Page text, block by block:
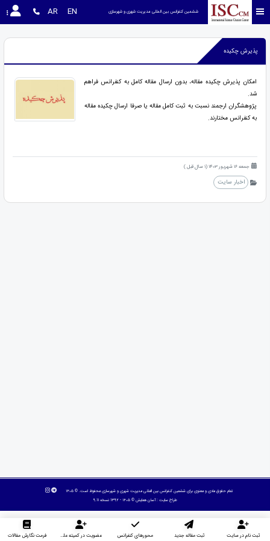
ششمین کنفرانس بین المللی مدیریت شهری و شهرسازی EN
AR
پذیرش چکیده
امکان پذیرش چکیده مقاله، بدون ارسال مقاله کامل به کنفرانس فراهم
شد.
پژوهشگران ارجمند نسبت به ثبت کامل مقاله یا صرفا ارسال چکیده مقاله
به کنفرانس مختارند.
جمعه 16 شهریور 1403 (1 سال قبل )
اخبار سایت
تمام حقوق مادی و معنوی برای ششمین کنفرانس بین المللی مدیریت شهری و شهرسازی محفوظ است. © ۱۴۰۵
طراح سایت :آسان همایش © ۱۴۰۵ - 1392 نسخه 9.11
ثبت نام در سایت ثبت مقاله جدید محورهای کنفرانس عضویت در کمیته علمی داوران فرمت نگارش مقالات